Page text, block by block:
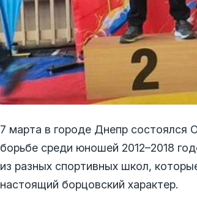
7 марта в городе Днепр состоялся
борьбе среди юношей 2012–2018
из разных спортивных школ,
настоящий борцовский характер.